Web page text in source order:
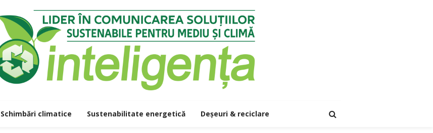
Schimbări climatice Sustenabilitate energetică Deșeuri & reciclare